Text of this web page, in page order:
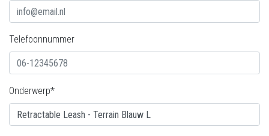
Telefoonnummer
Onderwerp*